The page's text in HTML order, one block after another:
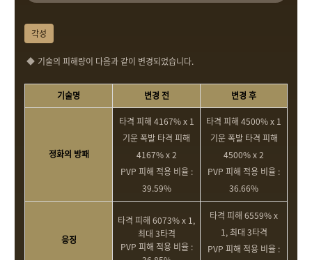
각성
기술의 피해량이 다음과 같이 변경되었습니다.
기술명 변경 전 변경 후
정화의 방패
타격 피해 4167% x 1
기운 폭발 타격 피해
4167% x 2
PVP 피해 적용 비율 :
39.59%
타격 피해 4500% x 1
기운 폭발 타격 피해
4500% x 2
PVP 피해 적용 비율 :
36.66%
응징
타격 피해 6073% x 1,
최대 3타격
PVP 피해 적용 비율 :
타격 피해 6559% x
1, 최대 3타격
PVP 피해 적용 비율 :